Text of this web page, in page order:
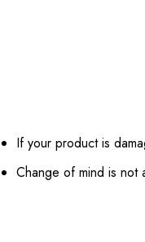
If your product is
Change of mind is not